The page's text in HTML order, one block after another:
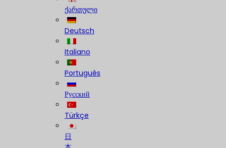
ქართული
Deutsch
Italiano
Português
Русский
Türkçe
日